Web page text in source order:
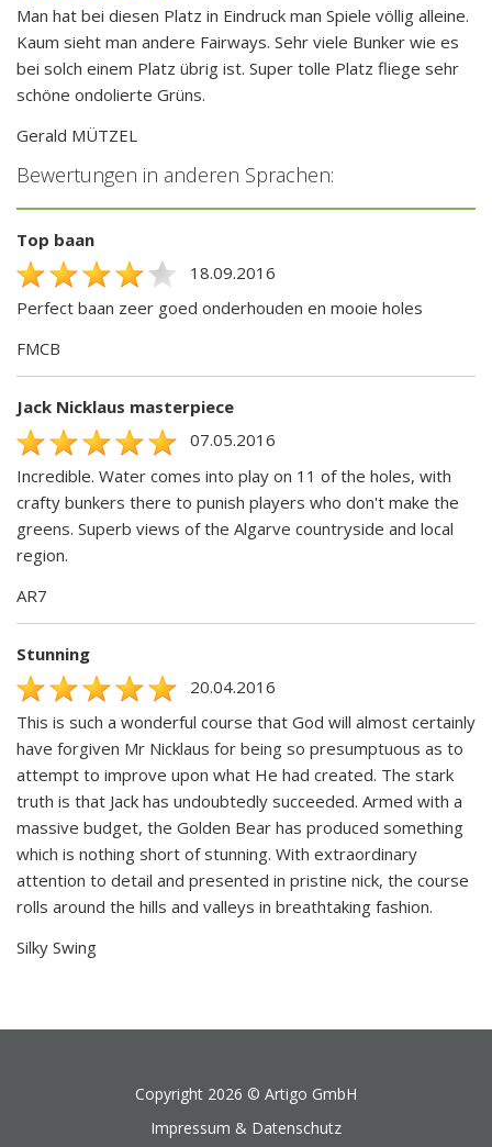
Man hat bei diesen Platz in Eindruck man Spiele völlig alleine.
Kaum sieht man andere Fairways. Sehr viele Bunker wie es
bei solch einem Platz übrig ist. Super tolle Platz fliege sehr
schöne ondolierte Grüns.
Gerald MÜTZEL
Bewertungen in anderen Sprachen:
Top baan
18.09.2016
Perfect baan zeer goed onderhouden en mooie holes
FMCB
Jack Nicklaus masterpiece
07.05.2016
Incredible. Water comes into play on 11 of the holes, with
crafty bunkers there to punish players who don't make the
greens. Superb views of the Algarve countryside and local
region.
AR7
Stunning
20.04.2016
This is such a wonderful course that God will almost certainly
have forgiven Mr Nicklaus for being so presumptuous as to
attempt to improve upon what He had created. The stark
truth is that Jack has undoubtedly succeeded. Armed with a
massive budget, the Golden Bear has produced something
which is nothing short of stunning. With extraordinary
attention to detail and presented in pristine nick, the course
rolls around the hills and valleys in breathtaking fashion.
Silky Swing
Copyright 2026 © Artigo GmbH
Impressum & Datenschutz